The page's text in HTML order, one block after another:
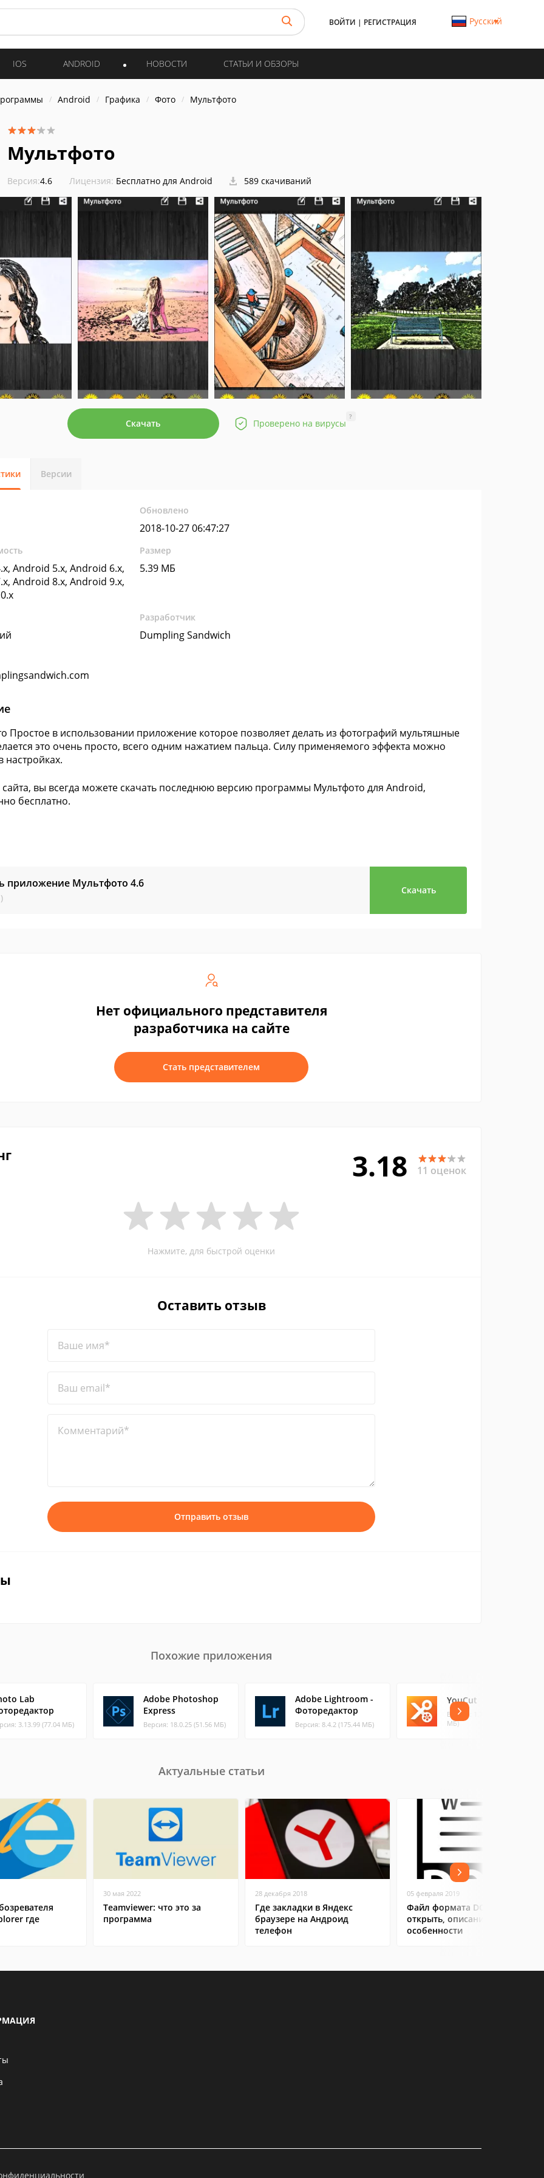
ВОЙТИ | РЕГИСТРАЦИЯ Русский
IOS ANDROID НОВОСТИ СТАТЬИ И ОБЗОРЫ
Android Графика Фото Мультфото
Мультфото
Версия:4.6 Лицензия: Бесплатно для Android 589 скачиваний
Скачать Проверено на вирусы
?
Версии
Обновлено
2018-10-27 06:47:27
Android 5.x, Android 6.x,
Android 8.x, Android 9.x,
Размер
5.39 МБ
Разработчик
Dumpling Sandwich
Простое в использовании приложение которое позволяет делать из фотографий мультяшные
это очень просто, всего одним нажатием пальца. Силу применяемого эффекта можно
настройках.
вы всегда можете скачать последнюю версию программы Мультфото для Android,
бесплатно.
приложение Мультфото 4.6
Скачать
Нет официального представителя
разработчика на сайте
Стать представителем
3.18 11 оценок
Нажмите, для быстрой оценки
Оставить отзыв
Ваше имя*
Ваш email*
Комментарий*
Отправить отзыв
Похожие приложения
Lab
3.13.99 (77.04 МБ)
Adobe Photoshop
Express
Версия: 18.0.25 (51.56 МБ)
Adobe Lightroom -
Фоторедактор
Версия: 8.4.2 (175.44 МБ)
YouCut
Версия: 1.716.12 (51.29
МБ)
Актуальные статьи
где
30 мая 2022
Teamviewer: что это за
программа
28 декабря 2018
Где закладки в Яндекс
браузере на Андроид
телефон
05 февраля 2019
Файл формата DOC: чем
открыть, описание,
особенности